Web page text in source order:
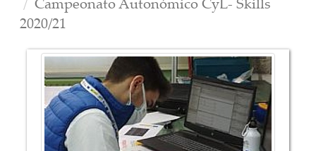
2020/21